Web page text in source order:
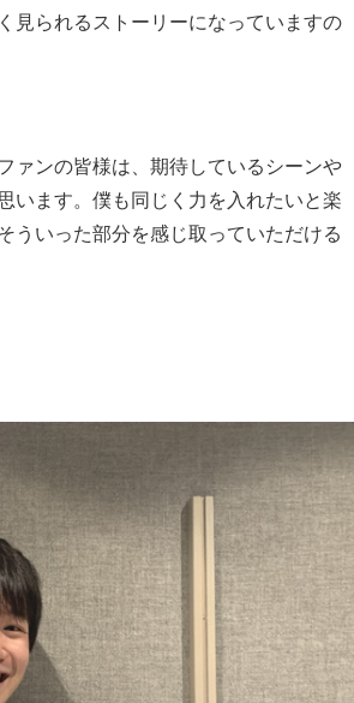
見られるストーリーになっていますの
ァンの皆様は、期待しているシーンや
います。僕も同じく力を入れたいと楽
ういった部分を感じ取っていただける